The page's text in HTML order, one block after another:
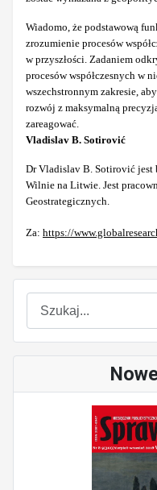
Szukaj
Wiadomo, że podstawową
zrozumienie procesów
w przyszłości. Zadaniem
procesów współczesnych w
wszechstronnym zakresie,
rozwój z maksymalną
zareagować.
Vladislav B. Sotirović
Dr Vladislav B. Sotirović jest
Wilnie na Litwie. Jest
Geostrategicznych.
Za: https://